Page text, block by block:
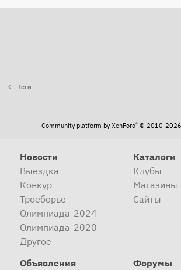
Теги
Community platform by XenForo® © 2010-2026
Новости
Выездка
Конкур
Троеборье
Олимпиада-2024
Олимпиада-2020
Другое
Каталоги
Клубы
Магазины
Сайты
Объявления
Форумы